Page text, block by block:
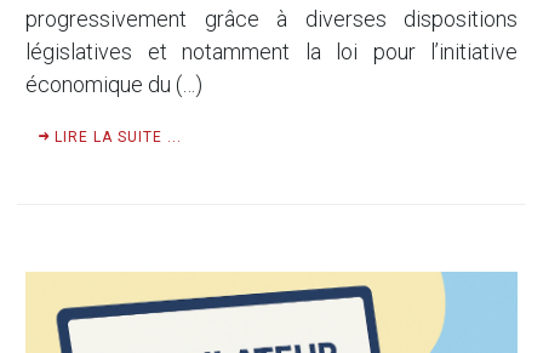
progressivement grâce à diverses dispositions
législatives et notamment la loi pour l’initiative
économique du (…)
LIRE LA SUITE ...